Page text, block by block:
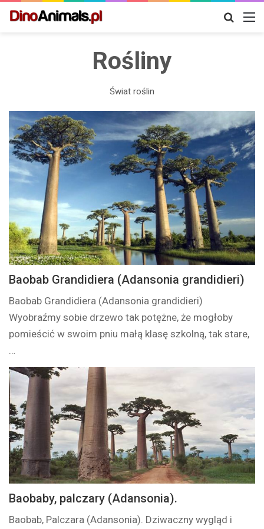
Szukaj
Rośliny
Świat roślin
Baobab Grandidiera (Adansonia grandidieri)
Baobab Grandidiera (Adansonia grandidieri)
Wyobraźmy sobie drzewo tak potężne, że mogłoby
pomieścić w swoim pniu małą klasę szkolną, tak stare,
…
Baobaby, palczary (Adansonia).
Baobab, Palczara (Adansonia). Dziwaczny wygląd i